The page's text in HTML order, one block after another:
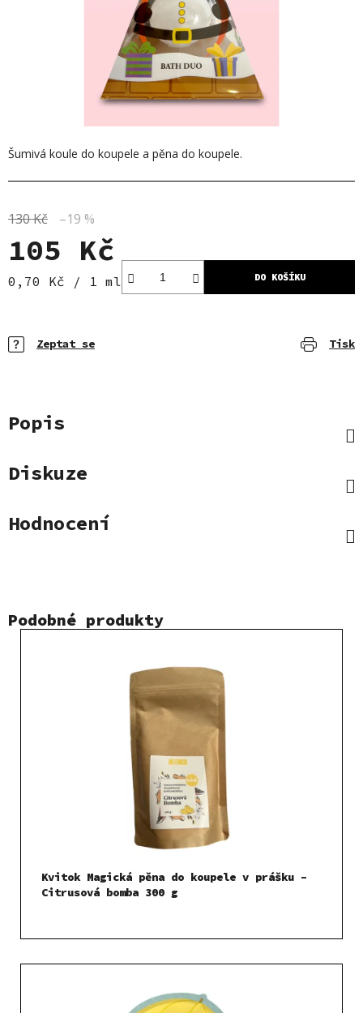
Šumivá koule do koupele a pěna do koupele.
130 Kč –19 %
105 Kč
Měrná cena:
0,70 Kč / 1 ml DO KOŠÍKU
Tisk
Zeptat se
Popis
Diskuze
Hodnocení
Podobné produkty
Kvitok Magická pěna do koupele v prášku –
Citrusová bomba 300 g